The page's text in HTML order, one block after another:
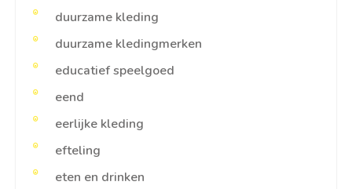
duurzame kleding
duurzame kledingmerken
educatief speelgoed
eend
eerlijke kleding
efteling
eten en drinken